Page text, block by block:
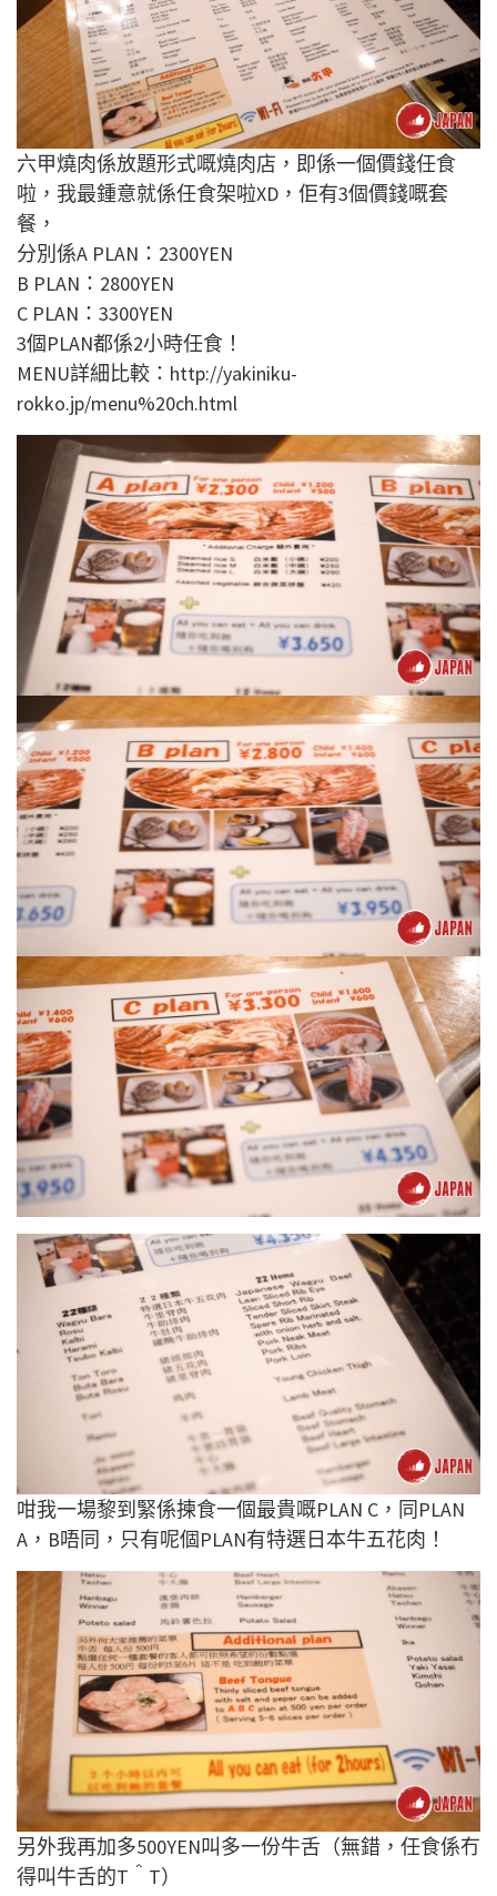
六甲燒肉係放題形式嘅燒肉店，即係一個價錢任食
啦，我最鍾意就係任食架啦XD，佢有3個價錢嘅套
餐，
分別係A PLAN：2300YEN
B PLAN：2800YEN
C PLAN：3300YEN
3個PLAN都係2小時任食！
MENU詳細比較：http://yakiniku-
rokko.jp/menu%20ch.html
咁我一場黎到緊係揀食一個最貴嘅PLAN C，同PLAN
A，B唔同，只有呢個PLAN有特選日本牛五花肉！
另外我再加多500YEN叫多一份牛舌（無錯，任食係冇
得叫牛舌的T＾T）